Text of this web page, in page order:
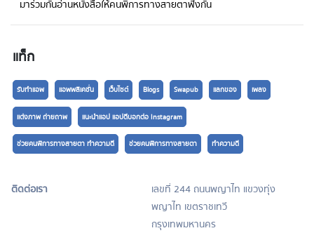
วางแผนและกำหนดได้เอง สนใจสอบถามข้อมูลเพิ่มเติม โทร. 02-109-7900 ขอบคุณ
มาร่วมกันอ่านหนังสือให้คนพิการทางสายตาฟังกัน
แท็ก
รับทำแอพ แอพพลิเคชั่น เว็บไซต์ Blogs Swapub แลกของ เพลง
แต่งภาพ ถ่ายถาพ แนะนำแอป แอปดีบอกต่อ Instagram
ช่วยคนพิการทางสายตา ทำความดี ช่วยคนพิการทางสายตา ทำความดี
ติดต่อเรา
เลขที่ 244 ถนนพญาไท แขวงทุ่ง
พญาไท เขตราชเทวี
กรุงเทพมหานคร